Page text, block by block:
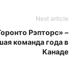
Next article
Рэпторс» –
команда года в
Канаде